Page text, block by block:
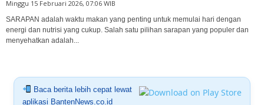
Minggu 15 Februari 2026, 07:06 WIB
SARAPAN adalah waktu makan yang penting untuk memulai hari dengan
energi dan nutrisi yang cukup. Salah satu pilihan sarapan yang populer dan
menyehatkan adalah...
Baca berita lebih cepat lewat
aplikasi BantenNews.co.id